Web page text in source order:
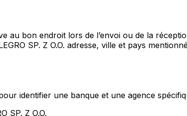
bon endroit lors de l’envoi ou de la
SP. Z O.O. adresse, ville et pays
identifier une banque et une agence
SP. Z O.O.